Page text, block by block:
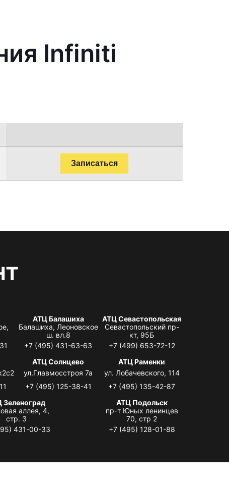
Infiniti
Записаться
АТЦ Балашиха
Балашиха, Леоновское
ш. вл.8
+7 (495) 431-63-63
АТЦ Севастопольская
Севастопольский пр-
кт, 95Б
+7 (499) 653-72-12
АТЦ Солнцево
ул.Главмосстроя 7а
+7 (495) 125-38-41
АТЦ Раменки
ул. Лобачевского, 114
+7 (495) 135-42-87
Зеленоград
аллея, 4,
стр. 3
431-00-33
АТЦ Подольск
пр-т Юных ленинцев
70, стр 2
+7 (495) 128-01-88